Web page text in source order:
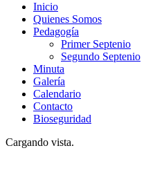
Inicio
Quienes Somos
Pedagogía
Primer Septenio
Segundo Septenio
Minuta
Galería
Calendario
Contacto
Bioseguridad
Cargando vista.